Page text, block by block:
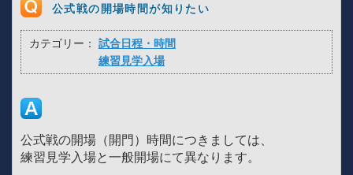
公式戦の開場時間が知りたい
カテゴリー：
試合日程・時間
練習見学入場
公式戦の開場（開門）時間につきましては、
練習見学入場と一般開場にて異なります。